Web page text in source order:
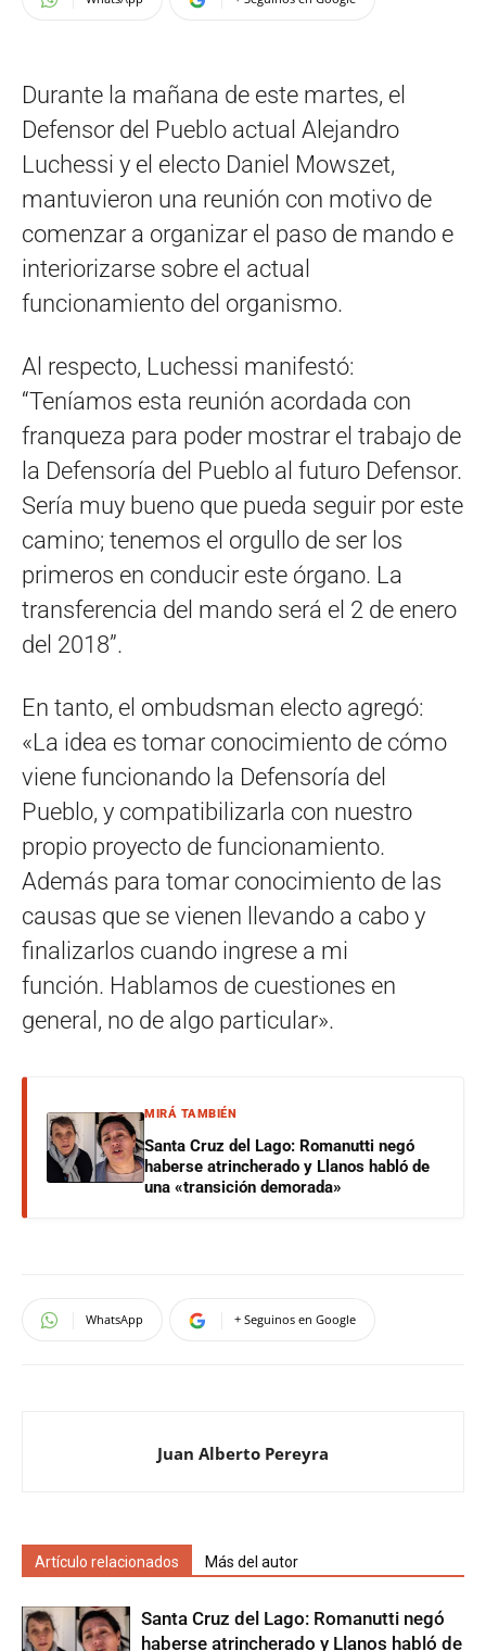
Durante la mañana de este martes, el
Defensor del Pueblo actual Alejandro
Luchessi y el electo Daniel Mowszet,
mantuvieron una reunión con motivo de
comenzar a organizar el paso de mando e
interiorizarse sobre el actual
funcionamiento del organismo.
Al respecto, Luchessi manifestó:
“Teníamos esta reunión acordada con
franqueza para poder mostrar el trabajo de
la Defensoría del Pueblo al futuro Defensor.
Sería muy bueno que pueda seguir por este
camino; tenemos el orgullo de ser los
primeros en conducir este órgano. La
transferencia del mando será el 2 de enero
del 2018”.
En tanto, el ombudsman electo agregó:
«La idea es tomar conocimiento de cómo
viene funcionando la Defensoría del
Pueblo, y compatibilizarla con nuestro
propio proyecto de funcionamiento.
Además para tomar conocimiento de las
causas que se vienen llevando a cabo y
finalizarlos cuando ingrese a mi
función. Hablamos de cuestiones en
general, no de algo particular».
MIRÁ TAMBIÉN
Santa Cruz del Lago: Romanutti negó
haberse atrincherado y Llanos habló de
una «transición demorada»
WhatsApp + Seguinos en Google
Juan Alberto Pereyra
Artículo relacionados Más del autor
Santa Cruz del Lago: Romanutti negó
haberse atrincherado y Llanos habló de